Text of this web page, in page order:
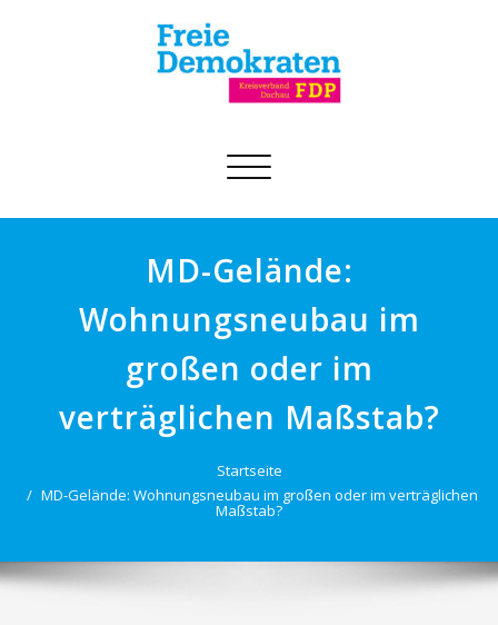
Schalte
MD-Gelände:
Wohnungsneubau im
großen oder im
verträglichen Maßstab?
Startseite
MD-Gelände: Wohnungsneubau im großen oder im verträglichen
Maßstab?